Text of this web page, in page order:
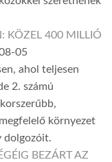
KÖZEL 400 MILLIÓ
05
ahol teljesen
2. számú
környezet
dolgozóit.
BEZÁRT AZ